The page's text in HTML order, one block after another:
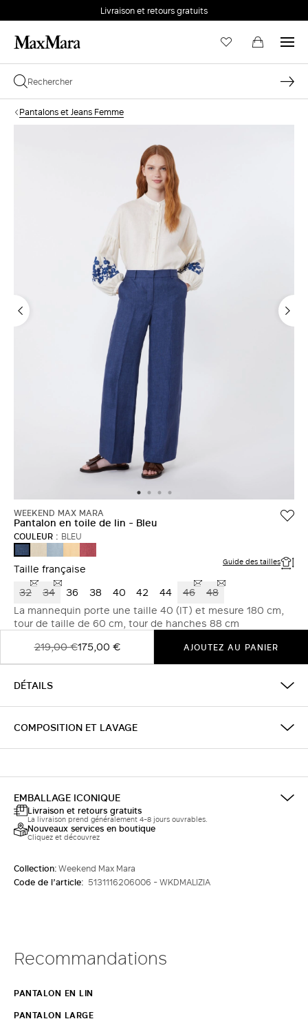
Livraison et retours gratuits
Pantalons et Jeans Femme
WEEKEND MAX MARA
Pantalon en toile de lin - Bleu
COULEUR : BLEU
BLEU
CLAIR
Taille française Guide des tailles
32 34 36 38 40 42 44 46
48
La mannequin porte une taille 40 (IT) et mesure 180 cm,
tour de taille de 60 cm, tour de hanches 88 cm
219,00 €175,00 € AJOUTEZ AU PANIER
DÉTAILS
COMPOSITION ET LAVAGE
EMBALLAGE ICONIQUE
Livraison et retours gratuits
La livraison prend généralement 4-8 jours ouvrables.
Nouveaux services en boutique
Cliquez et découvrez
Collection:Weekend Max Mara
Code de l’article: 5131116206006 - WKDMALIZIA
Recommandations
PANTALON EN LIN
PANTALON LARGE